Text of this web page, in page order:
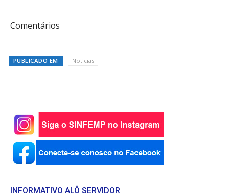
Comentários
PUBLICADO EM Notícias
INFORMATIVO ALÔ SERVIDOR